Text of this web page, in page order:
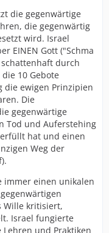
die gegenwärtige
die gegenwärtig
wird. Israel
EINEN Gott ("Schma
durch
10 Gebote
ewigen Prinzipien
Die
gegenwärtige
Tod und Auferstehing
hat und einen
Weg der
immer einen unikalen
Wille kritisiert,
Israel fungierte
und Praktiken